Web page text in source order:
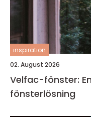
inspiration
02. August 2026
Velfac-fönster:
fönsterlösning